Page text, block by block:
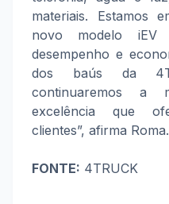
materiais. Estamos
novo modelo iEV
desempenho e
dos baús da
continuaremos a
excelência que
clientes”, afirma Roma.
FONTE: 4TRUCK